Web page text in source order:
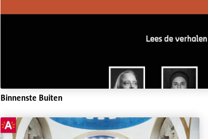
Binnenste Buiten